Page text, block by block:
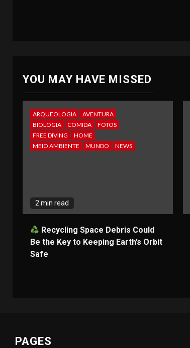
YOU MAY HAVE MISSED
ARQUEOLOGIA
AVENTURA
BIOLOGIA
COMIDA
FOTOS
FREE DIVING
HOME
MEIO AMBIENTE
MUNDO NEWS
2 min read
Recycling Space Debris Could
Be the Key to Keeping Earth’s Orbit
Safe
PAGES